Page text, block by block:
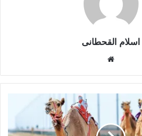
اسلام القحطانى
ق
و